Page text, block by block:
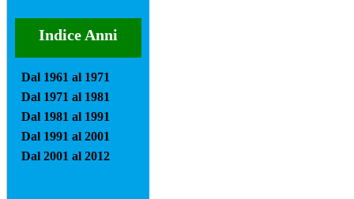
Indice Anni
Dal 1961 al 1971
Dal 1971 al 1981
Dal 1981 al 1991
Dal 1991 al 2001
Dal 2001 al 2012